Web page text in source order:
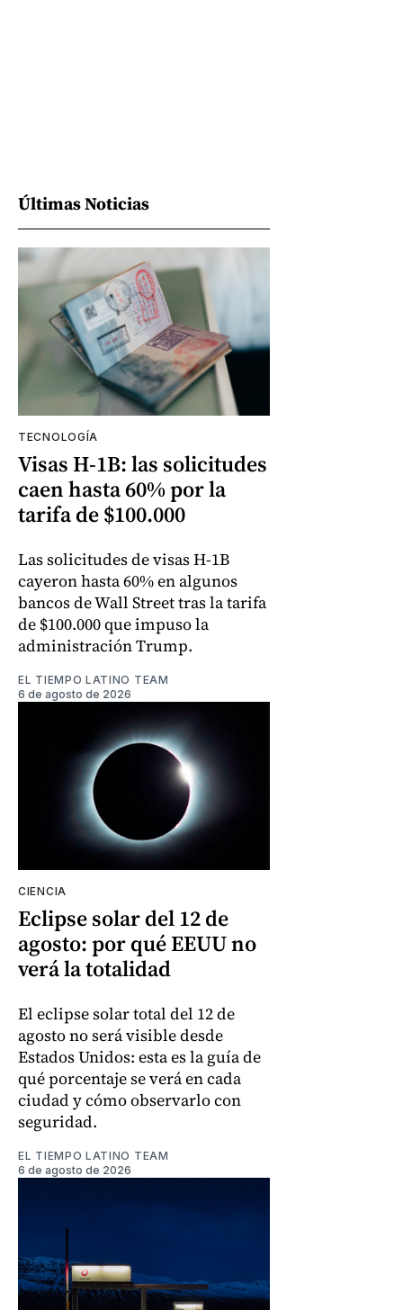
Últimas Noticias
TECNOLOGÍA
Visas H-1B: las solicitudes
caen hasta 60% por la
tarifa de $100.000
Las solicitudes de visas H-1B
cayeron hasta 60% en algunos
bancos de Wall Street tras la tarifa
de $100.000 que impuso la
administración Trump.
EL TIEMPO LATINO TEAM
6 de agosto de 2026
CIENCIA
Eclipse solar del 12 de
agosto: por qué EEUU no
verá la totalidad
El eclipse solar total del 12 de
agosto no será visible desde
Estados Unidos: esta es la guía de
qué porcentaje se verá en cada
ciudad y cómo observarlo con
seguridad.
EL TIEMPO LATINO TEAM
6 de agosto de 2026